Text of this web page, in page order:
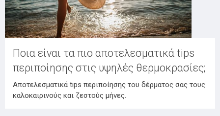
Ποια είναι τα πιο αποτελεσματικά tips
περιποίησης στις υψηλές θερμοκρασίες;
Αποτελεσματικά tips περιποίησης του δέρματος σας τους
καλοκαιρινούς και ζεστούς μήνες.